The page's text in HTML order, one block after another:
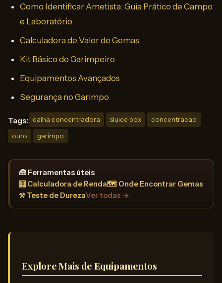
Como Identificar Ametista: Guia Prático de Campo
e Laboratório
Calculadora de Valor de Gemas
Kit Básico do Garimpeiro
Equipamentos Avançados
Segurança no Garimpo
Tags: calha concentradora sluice box concentracao
ouro garimpo
🧰 Ferramentas úteis
🧮 Calculadora de Renda🗺️ Onde Encontrar Gemas
⚒️ Teste de DurezaVer todas →
Explore Mais de Equipamentos